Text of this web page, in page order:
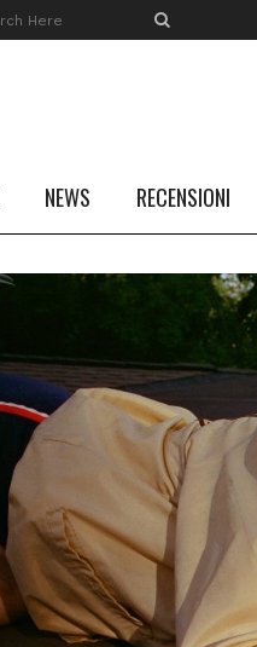
NEWS RECENSIONI